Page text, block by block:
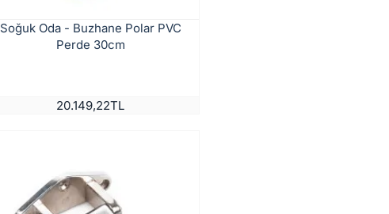
Soğuk Oda - Buzhane Polar PVC
Perde 30cm
20.149,22TL